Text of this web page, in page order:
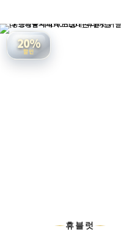
20%
할인
휴블럿